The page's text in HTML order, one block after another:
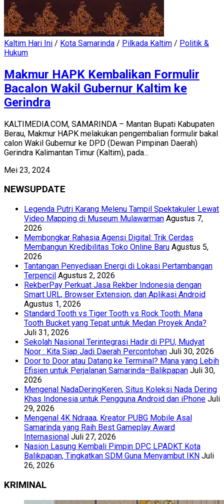
Kaltim Hari Ini / Kota Samarinda / Pilkada Kaltim / Politik &
Hukum
Makmur HAPK Kembalikan Formulir
Bacalon Wakil Gubernur Kaltim ke
Gerindra
KALTIMEDIA.COM, SAMARINDA – Mantan Bupati Kabupaten
Berau, Makmur HAPK melakukan pengembalian formulir bakal
calon Wakil Gubernur ke DPD (Dewan Pimpinan Daerah)
Gerindra Kalimantan Timur (Kaltim), pada...
Mei 23, 2024
NEWSUPDATE
Legenda Putri Karang Melenu Tampil Spektakuler Lewat
Video Mapping di Museum Mulawarman Agustus 7,
2026
Membongkar Rahasia Agensi Digital: Trik Cerdas
Membangun Kredibilitas Toko Online Baru Agustus 5,
2026
Tantangan Penyediaan Energi di Lokasi Pertambangan
Terpencil Agustus 2, 2026
RekberPay Perkuat Jasa Rekber Indonesia dengan
Smart URL, Browser Extension, dan Aplikasi Android
Agustus 1, 2026
Standard Tooth vs Tiger Tooth vs Rock Tooth: Mana
Tooth Bucket yang Tepat untuk Medan Proyek Anda?
Juli 31, 2026
Sekolah Nasional Terintegrasi Hadir di PPU, Mudyat
Noor : Kita Siap Jadi Daerah Percontohan Juli 30, 2026
Door to Door atau Datang ke Terminal? Mana yang Lebih
Efisien untuk Perjalanan Samarinda–Balikpapan Juli 30,
2026
Mengenal NadaDeringKeren, Situs Koleksi Nada Dering
Khas Indonesia untuk Pengguna Android dan iPhone Juli
29, 2026
Mengenal 4K Ndraaa, Kreator PUBG Mobile Asal
Samarinda yang Raih Best Gameplay Award
Internasional Juli 27, 2026
Nasion Lasung Kembali Pimpin DPC LPADKT Kota
Balikpapan, Tingkatkan SDM Guna Menyambut IKN Juli
26, 2026
KRIMINAL